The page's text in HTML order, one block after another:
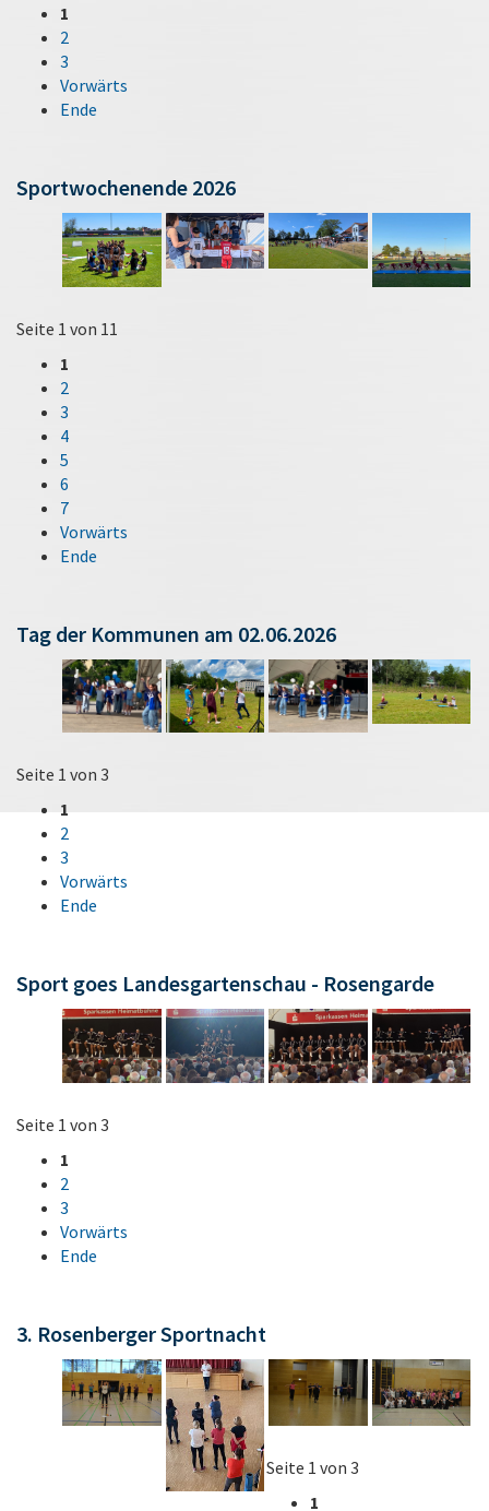
1
2
3
Vorwärts
Ende
Sportwochenende 2026
Seite 1 von 11
1
2
3
4
5
6
7
Vorwärts
Ende
Tag der Kommunen am 02.06.2026
Seite 1 von 3
1
2
3
Vorwärts
Ende
Sport goes Landesgartenschau - Rosengarde
Seite 1 von 3
1
2
3
Vorwärts
Ende
3. Rosenberger Sportnacht
Seite 1 von 3
1